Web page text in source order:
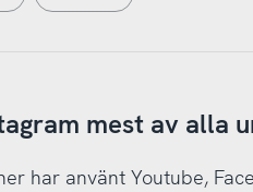
mest av alla
har använt Youtube,